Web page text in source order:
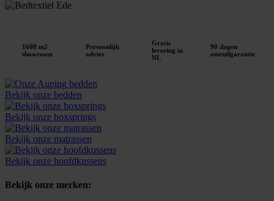
1600 m2
showroom
Persoonlijk
advies
Gratis
levering in
NL
90 dagen
omruilgarantie
Bekijk onze bedden
Bekijk onze boxsprings
Bekijk onze matrassen
Bekijk onze hoofdkussens
Bekijk onze merken: